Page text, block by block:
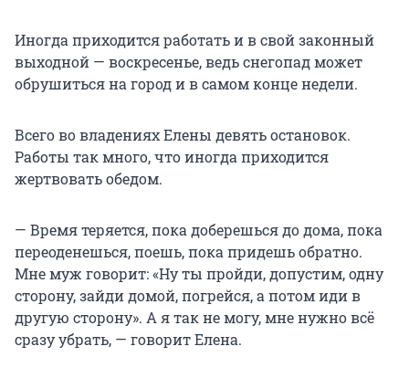
Иногда приходится работать и в свой законный
выходной — воскресенье, ведь снегопад может
обрушиться на город и в самом конце недели.
Всего во владениях Елены девять остановок.
Работы так много, что иногда приходится
жертвовать обедом.
— Время теряется, пока доберешься до дома, пока
переоденешься, поешь, пока придешь обратно.
Мне муж говорит: «Ну ты пройди, допустим, одну
сторону, зайди домой, погрейся, а потом иди в
другую сторону». А я так не могу, мне нужно всё
сразу убрать, — говорит Елена.